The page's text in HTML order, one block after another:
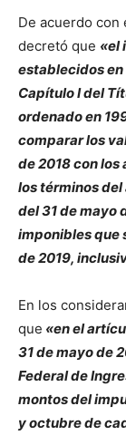
De acuerdo con
decretó que «el
establecidos
Capítulo I del
ordenado en
comparar los
de 2018 con los
los términos del
del 31 de mayo
imponibles que
de 2019,
En los
que «en el
31 de mayo de
Federal de
montos del
y octubre de